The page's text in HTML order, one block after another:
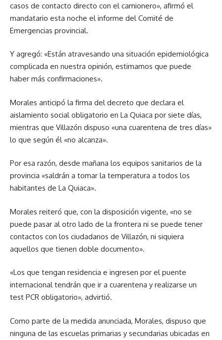
casos de contacto directo con el camionero», afirmó el
mandatario esta noche el informe del Comité de
Emergencias provincial.
Y agregó: «Están atravesando una situación epidemiológica
complicada en nuestra opinión, estimamos que puede
haber más confirmaciones».
Morales anticipó la firma del decreto que declara el
aislamiento social obligatorio en La Quiaca por siete días,
mientras que Villazón dispuso «una cuarentena de tres días»
lo que según él «no alcanza».
Por esa razón, desde mañana los equipos sanitarios de la
provincia «saldrán a tomar la temperatura a todos los
habitantes de La Quiaca».
Morales reiteró que, con la disposición vigente, «no se
puede pasar al otro lado de la frontera ni se puede tener
contactos con los ciudadanos de Villazón, ni siquiera
aquellos que tienen doble documento».
«Los que tengan residencia e ingresen por el puente
internacional tendrán que ir a cuarentena y realizarse un
test PCR obligatorio», advirtió.
Como parte de la medida anunciada, Morales, dispuso que
ninguna de las escuelas primarias y secundarias ubicadas en